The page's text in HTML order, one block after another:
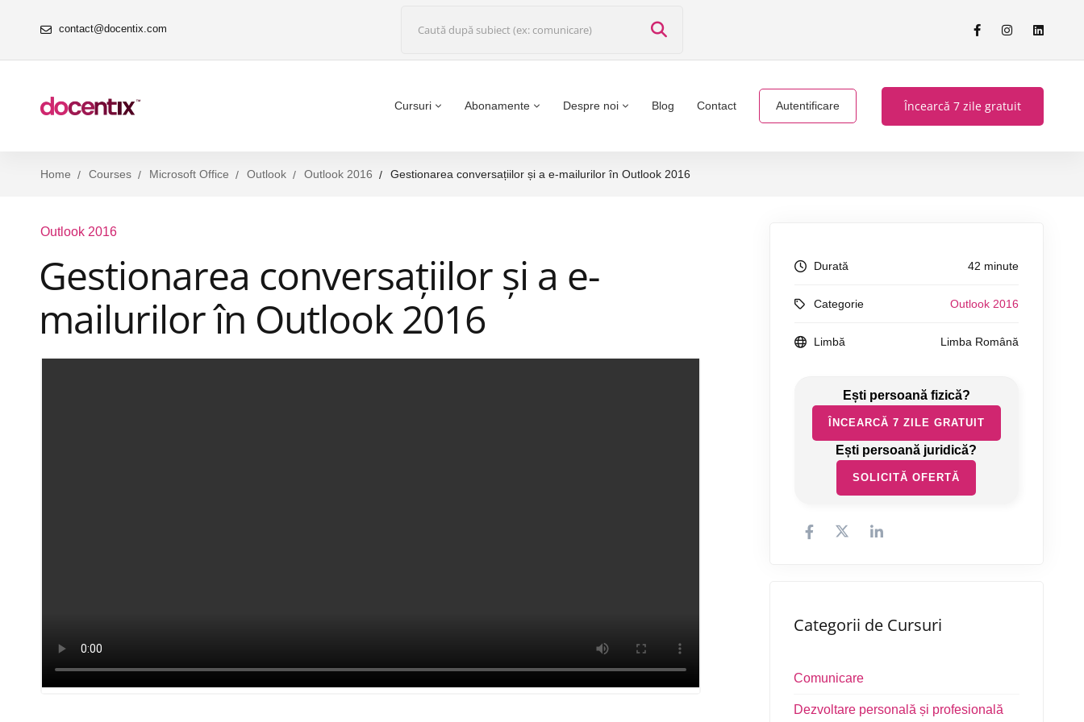
contact@docentix.com
Cursuri Abonamente Despre noi Blog Contact Autentificare Încearcă 7 zile gratuit
Home Courses Microsoft Office Outlook Outlook 2016 Gestionarea conversațiilor și a e-mailurilor în Outlook 2016
Outlook 2016
Gestionarea conversațiilor și a e-
mailurilor în Outlook 2016
Durată 42 minute
Categorie Outlook 2016
Limbă Limba Română
ÎNCEARCĂ 7 ZILE GRATUIT
SOLICITĂ OFERTĂ
Categorii de Cursuri
Comunicare
Dezvoltare personală și profesională